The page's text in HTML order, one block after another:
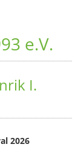
e.V.
I.
2026